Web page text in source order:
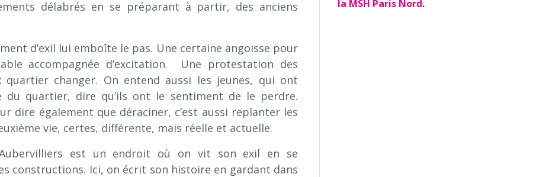
délabrés en se préparant à partir, des anciens
d’exil lui emboîte le pas. Une certaine angoisse pour
accompagnée d’excitation. Une protestation des
quartier changer. On entend aussi les jeunes, qui ont
quartier, dire qu’ils ont le sentiment de le perdre.
dire également que déraciner, c’est aussi replanter les
vie, certes, différente, mais réelle et actuelle.
est un endroit où on vit son exil en se
constructions. Ici, on écrit son histoire en gardant dans
la MSH Paris Nord.